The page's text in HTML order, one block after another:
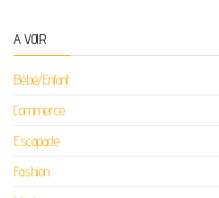
A VOIR
Bébé/Enfant
Commerce
Escapade
Fashion